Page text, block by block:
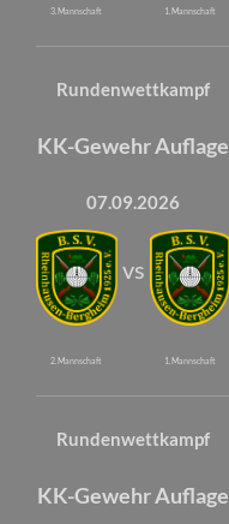
3. Mannschaft 1. Mannschaft
Rundenwettkampf
KK-Gewehr Auflage
07.09.2026
2. Mannschaft
vs
1. Mannschaft
Rundenwettkampf
KK-Gewehr Auflage